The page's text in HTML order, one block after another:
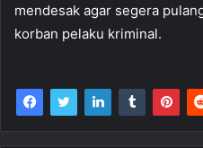
mendesak agar segera
korban pelaku kriminal.